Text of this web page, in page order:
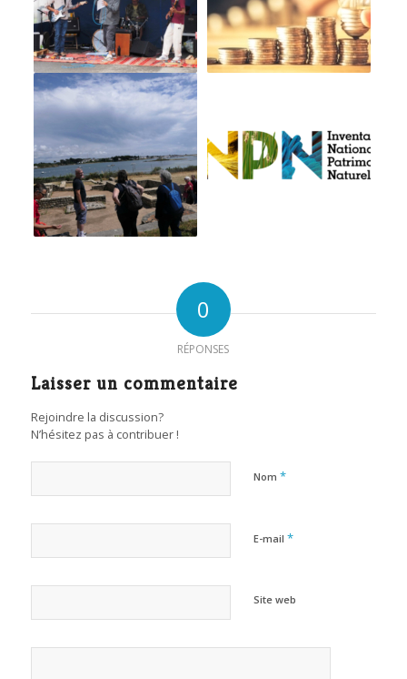
0
RÉPONSES
Laisser un commentaire
Rejoindre la discussion?
N’hésitez pas à contribuer !
Nom *
E-mail *
Site web